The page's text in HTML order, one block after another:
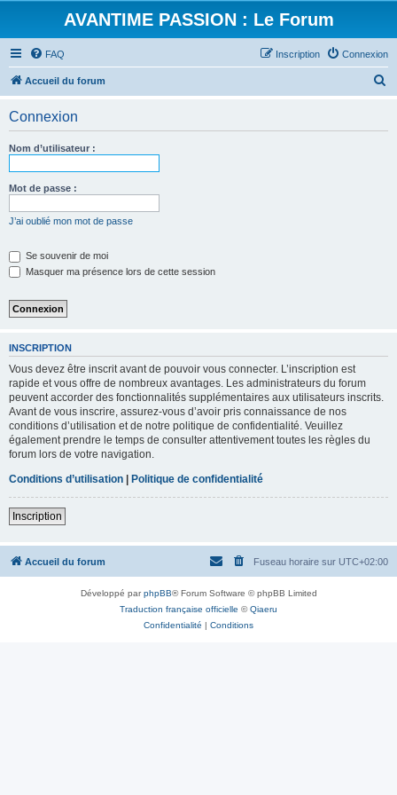
AVANTIME PASSION : Le Forum
FAQ Connexion
Inscription
Accueil du forum
Connexion
Nom d’utilisateur :
Mot de passe :
J’ai oublié mon mot de passe
Se souvenir de moi
Masquer ma présence lors de cette session
INSCRIPTION
Vous devez être inscrit avant de pouvoir vous connecter. L’inscription est
rapide et vous offre de nombreux avantages. Les administrateurs du forum
peuvent accorder des fonctionnalités supplémentaires aux utilisateurs inscrits.
Avant de vous inscrire, assurez-vous d’avoir pris connaissance de nos
conditions d’utilisation et de notre politique de confidentialité. Veuillez
également prendre le temps de consulter attentivement toutes les règles du
forum lors de votre navigation.
Conditions d’utilisation | Politique de confidentialité
Inscription
Accueil du forum Fuseau horaire sur UTC+02:00
Développé parphpBB® Forum Software © phpBB Limited
Traduction française officielle ©Qiaeru
Confidentialité | Conditions